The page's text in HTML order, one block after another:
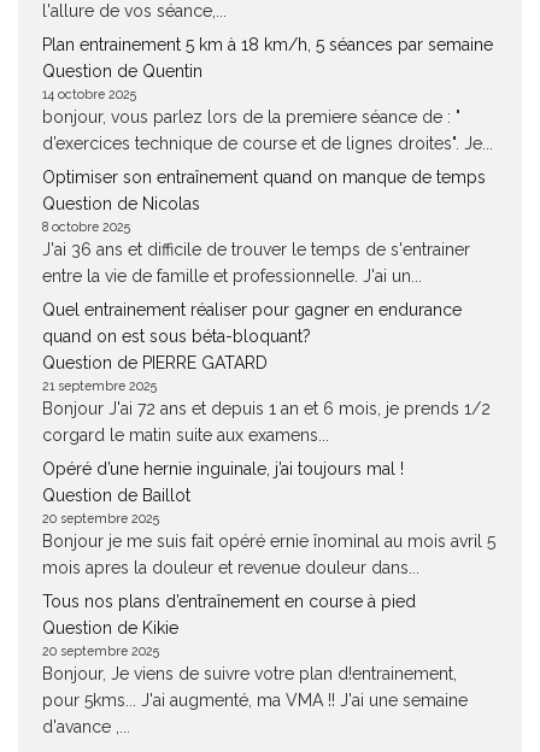
l'allure de vos séance,...
Plan entrainement 5 km à 18 km/h, 5 séances par semaine
Question de Quentin
14 octobre 2025
bonjour, vous parlez lors de la premiere séance de : "
d’exercices technique de course et de lignes droites". Je...
Optimiser son entraînement quand on manque de temps
Question de Nicolas
8 octobre 2025
J'ai 36 ans et difficile de trouver le temps de s'entrainer
entre la vie de famille et professionnelle. J'ai un...
Quel entrainement réaliser pour gagner en endurance
quand on est sous béta-bloquant?
Question de PIERRE GATARD
21 septembre 2025
Bonjour J'ai 72 ans et depuis 1 an et 6 mois, je prends 1/2
corgard le matin suite aux examens...
Opéré d’une hernie inguinale, j’ai toujours mal !
Question de Baillot
20 septembre 2025
Bonjour je me suis fait opéré ernie înominal au mois avril 5
mois apres la douleur et revenue douleur dans...
Tous nos plans d’entraînement en course à pied
Question de Kikie
20 septembre 2025
Bonjour, Je viens de suivre votre plan d!entrainement,
pour 5kms... J'ai augmenté, ma VMA !! J'ai une semaine
d'avance ,...